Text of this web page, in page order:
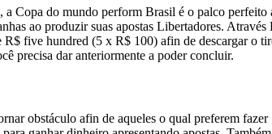
a Copa do mundo perform Brasil é o palco perfeito
ao produzir suas apostas Libertadores. Através
five hundred (5 x R$ 100) afin de descargar o
precisa dar anteriormente a poder concluir.
obstáculo afin de aqueles o qual preferem fazer